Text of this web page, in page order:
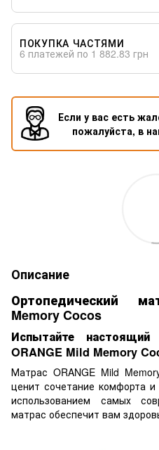
ПОКУПКА ЧАСТЯМИ
6 платежей по 1 882.83 грн
Если у вас есть
пожалуйста, в
Описание
Ортопедический
Memory Cocos
Испытайте
ORANGE Mild Memory
Матрас ORANGE Mild
ценит сочетание комфорта
использованием самых
матрас обеспечит вам